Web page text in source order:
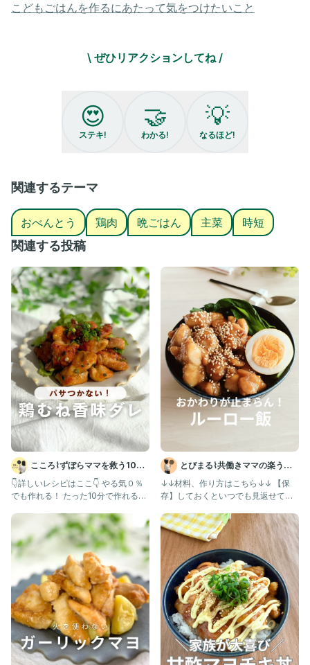
⚫︎ニンニク（チューブでOK） 適量
⚫︎生姜（チューブでOK） 適量
⚫︎醤油 大さじ1/2
①ポリ袋に鶏肉を入れ、⚫︎を入れ、よくもみこむ。
②フライパンに油を薄くひき、①を揚げ焼きしたら出来上がり✨
@_nachi_gohan_です😊
最後まで読んでくださってありがとう〜🙏✨
⚪︎工程少なめ簡単レシピが知りたい
⚪︎失敗しない！家族に褒められたい♪
⚪︎いい感じに手を抜いて✌️自分時間を作りたい！
という悩みを解決する為に発信しています♪
わからない事があれば気軽にコメントやDMください😊
#親子ごはんの悩みサポート #ごまチキン
#鶏もも #時短 #らくうま
#簡単おかず #時短レシピ #ごま #晩ごはんづくり
こどもごはんを作るにあたって気をつけたいこと
\ ぜひリアクションしてね /
😍
ステキ!
🤝
わかる!
💡
なるほど!
関連するテーマ
おべんとう 鶏肉 晩ごはん 主菜 時短
関連する投稿
こころ⌇ずぼらママを救う10分
レシピ😋
👇詳しいレシピはここ👇 やる気０％
でも作れる！ たった10分で作れる絶
とびまる⌇共働きママの楽うま
レシピ
↓↓材料、作り方はこちら↓↓ 【保
存】しておくといつでも見返せて便